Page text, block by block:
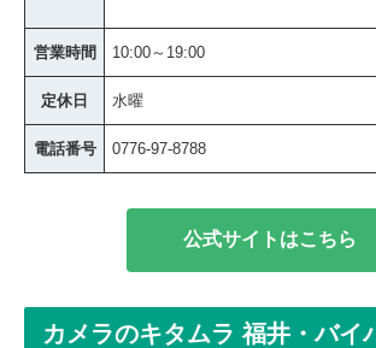
営業時間 10:00～19:00
定休日 水曜
電話番号 0776-97-8788
公式サイトはこちら
カメラのキタムラ 福井・バイ